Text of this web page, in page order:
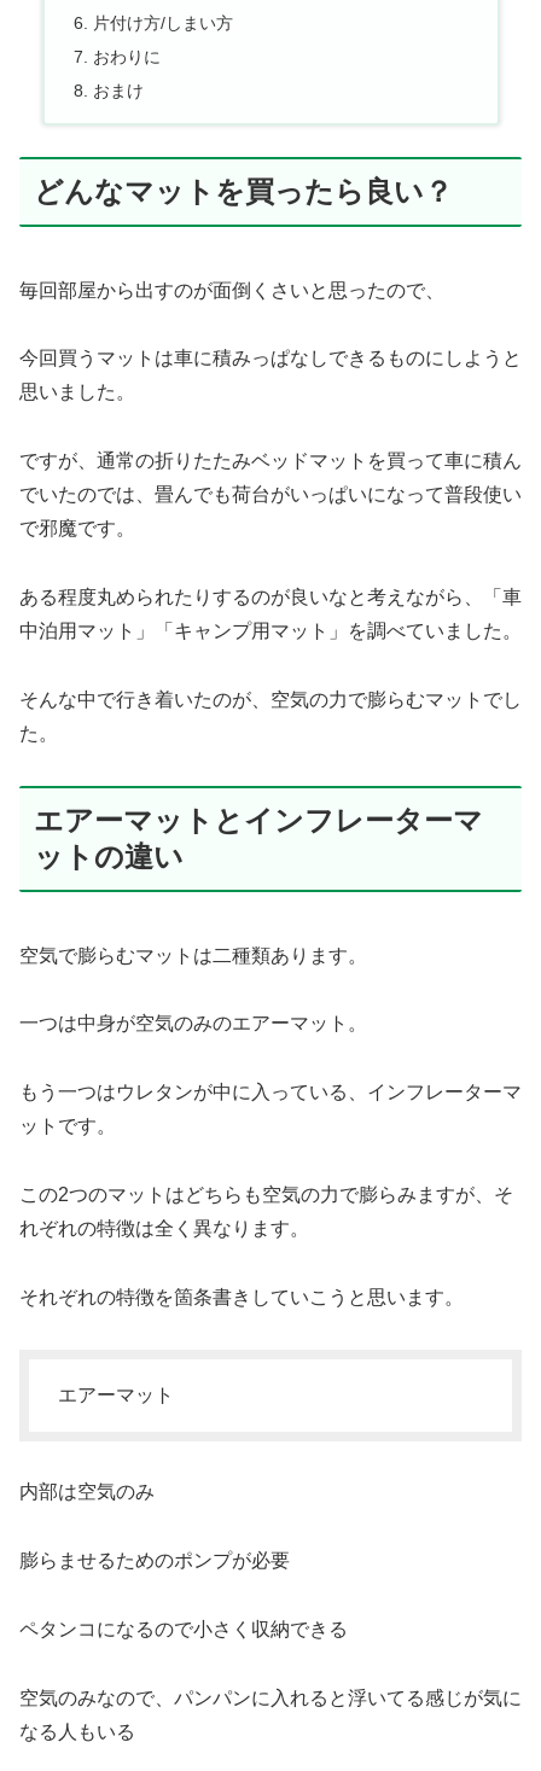
片付け方/しまい方
おわりに
おまけ
どんなマットを買ったら良い？
毎回部屋から出すのが面倒くさいと思ったので、
今回買うマットは車に積みっぱなしできるものにしようと
思いました。
ですが、通常の折りたたみベッドマットを買って車に積ん
でいたのでは、畳んでも荷台がいっぱいになって普段使い
で邪魔です。
ある程度丸められたりするのが良いなと考えながら、「車
中泊用マット」「キャンプ用マット」を調べていました。
そんな中で行き着いたのが、空気の力で膨らむマットでし
た。
エアーマットとインフレーターマ
ットの違い
空気で膨らむマットは二種類あります。
一つは中身が空気のみのエアーマット。
もう一つはウレタンが中に入っている、インフレーターマ
ットです。
この2つのマットはどちらも空気の力で膨らみますが、そ
れぞれの特徴は全く異なります。
それぞれの特徴を箇条書きしていこうと思います。
エアーマット
内部は空気のみ
膨らませるためのポンプが必要
ペタンコになるので小さく収納できる
空気のみなので、パンパンに入れると浮いてる感じが気に
なる人もいる